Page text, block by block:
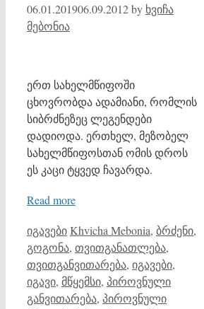
06.01.201906.09.2012by ხვიჩა
მებონია
ერთ სახელმწიფოში
ცხოვრობდა ადამიანი, რომლის
სიბრძნეზეც ლეგენდები
დადიოდა. ერთხელ, მეზობელ
სახელმწიფოსთან ომის დროს
ეს კაცი ტყვედ ჩავარდა.
Read more
Categories
იგავებიTags
Khvicha Mebonia, ბრძენი,
გოგონა, თვითგანათლება,
თვითგანვითარება, იგავები,
იგავი, მწყემსი, პიროვნული
განვითარება, პიროვნული